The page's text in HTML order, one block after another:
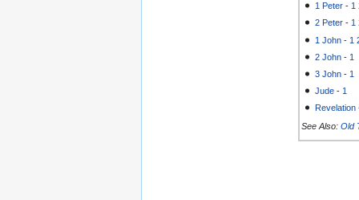
1 Peter - 1
2 Peter -1
1 John - 1
2 John - 1
3 John - 1
Jude - 1
Revelation
See Also: Old